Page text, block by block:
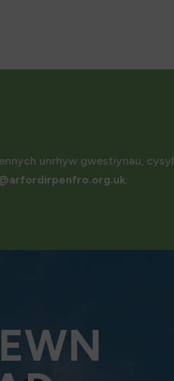
unrhyw gwestiynau,
.